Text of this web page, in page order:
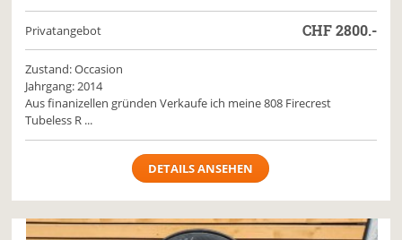
Privatangebot CHF2800.-
Zustand: Occasion
Jahrgang: 2014
Aus finanizellen gründen Verkaufe ich meine 808 Firecrest
Tubeless R ...
DETAILS ANSEHEN